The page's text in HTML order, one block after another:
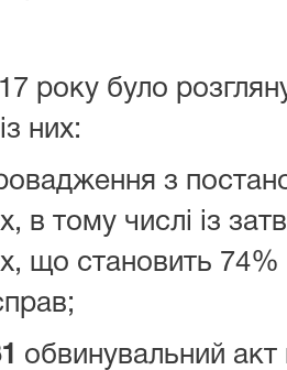
року було
них:
з
в тому числі із
що становить 74%
обвинувальний акт